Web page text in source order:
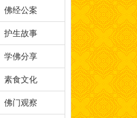
佛经公案
护生故事
学佛分享
素食文化
佛门观察